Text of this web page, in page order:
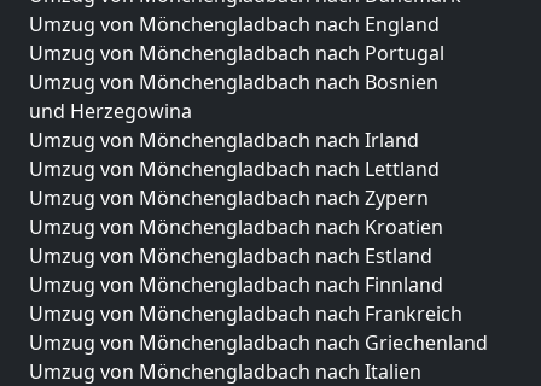
Umzug von Mönchengladbach nach England
Umzug von Mönchengladbach nach Portugal
Umzug von Mönchengladbach nach Bosnien
und Herzegowina
Umzug von Mönchengladbach nach Irland
Umzug von Mönchengladbach nach Lettland
Umzug von Mönchengladbach nach Zypern
Umzug von Mönchengladbach nach Kroatien
Umzug von Mönchengladbach nach Estland
Umzug von Mönchengladbach nach Finnland
Umzug von Mönchengladbach nach Frankreich
Umzug von Mönchengladbach nach Griechenland
Umzug von Mönchengladbach nach Italien